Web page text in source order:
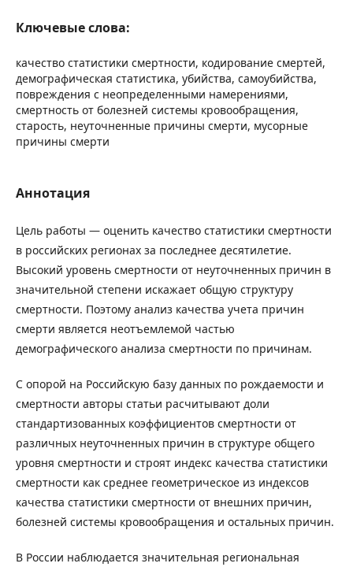
Ключевые слова:
качество статистики смертности, кодирование смертей,
демографическая статистика, убийства, самоубийства,
повреждения с неопределенными намерениями,
смертность от болезней системы кровообращения,
старость, неуточненные причины смерти, мусорные
причины смерти
Аннотация
Цель работы — оценить качество статистики смертности
в российских регионах за последнее десятилетие.
Высокий уровень смертности от неуточненных причин в
значительной степени искажает общую структуру
смертности. Поэтому анализ качества учета причин
смерти является неотъемлемой частью
демографического анализа смертности по причинам.
С опорой на Российскую базу данных по рождаемости и
смертности авторы статьи расчитывают доли
стандартизованных коэффициентов смертности от
различных неуточненных причин в структуре общего
уровня смертности и строят индекс качества статистики
смертности как среднее геометрическое из индексов
качества статистики смертности от внешних причин,
болезней системы кровообращения и остальных причин.
В России наблюдается значительная региональная